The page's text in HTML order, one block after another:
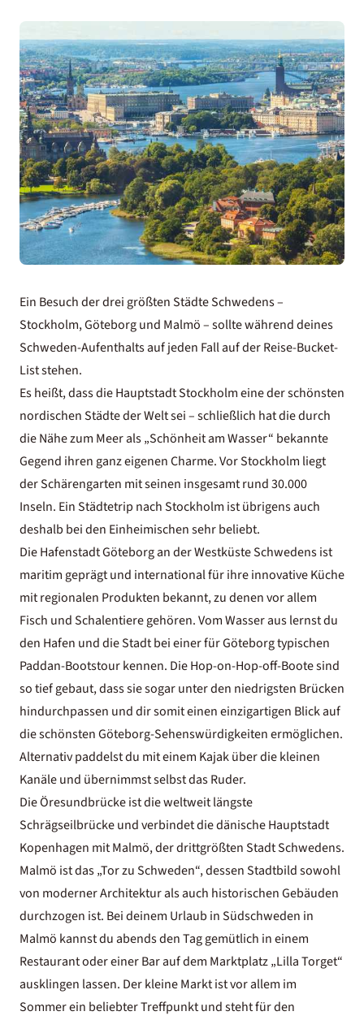
Ein Besuch der drei größten Städte Schwedens –
Stockholm, Göteborg und Malmö – sollte während deines
Schweden-Aufenthalts auf jeden Fall auf derReise-Bucket-
Liststehen.
Es heißt, dass die Hauptstadt Stockholm eine der schönsten
nordischen Städte der Welt sei – schließlich hat die durch
die Nähe zum Meer als „Schönheit am Wasser“ bekannte
Gegend ihren ganz eigenen Charme. Vor Stockholm liegt
der Schärengarten mit seinen insgesamt rund 30.000
Inseln. EinStädtetrip nach Stockholm ist übrigens auch
deshalb bei den Einheimischen sehr beliebt.
Die Hafenstadt Göteborg an der Westküste Schwedens ist
maritim geprägt und international für ihre innovative Küche
mit regionalen Produkten bekannt, zu denen vor allem
Fisch und Schalentiere gehören. Vom Wasser aus lernst du
den Hafen und die Stadt bei einer für Göteborg typischen
Paddan-Bootstour kennen. Die Hop-on-Hop-off-Boote sind
so tief gebaut, dass sie sogar unter den niedrigsten Brücken
hindurchpassen und dir somit einen einzigartigen Blick auf
die schönsten Göteborg-Sehenswürdigkeiten ermöglichen.
Alternativ paddelst du mit einem Kajak über die kleinen
Kanäle und übernimmst selbst das Ruder.
Die Öresundbrücke ist die weltweit längste
Schrägseilbrücke und verbindet die dänische Hauptstadt
Kopenhagen mit Malmö, der drittgrößten Stadt Schwedens.
Malmö ist das „Tor zu Schweden“, dessen Stadtbild sowohl
von moderner Architektur als auch historischen Gebäuden
durchzogen ist. Bei deinem Urlaub in Südschweden in
Malmö kannst du abends den Tag gemütlich in einem
Restaurant oder einer Bar auf dem Marktplatz „Lilla Torget“
ausklingen lassen. Der kleine Markt ist vor allem im
Sommer ein beliebter Treffpunkt und steht für den